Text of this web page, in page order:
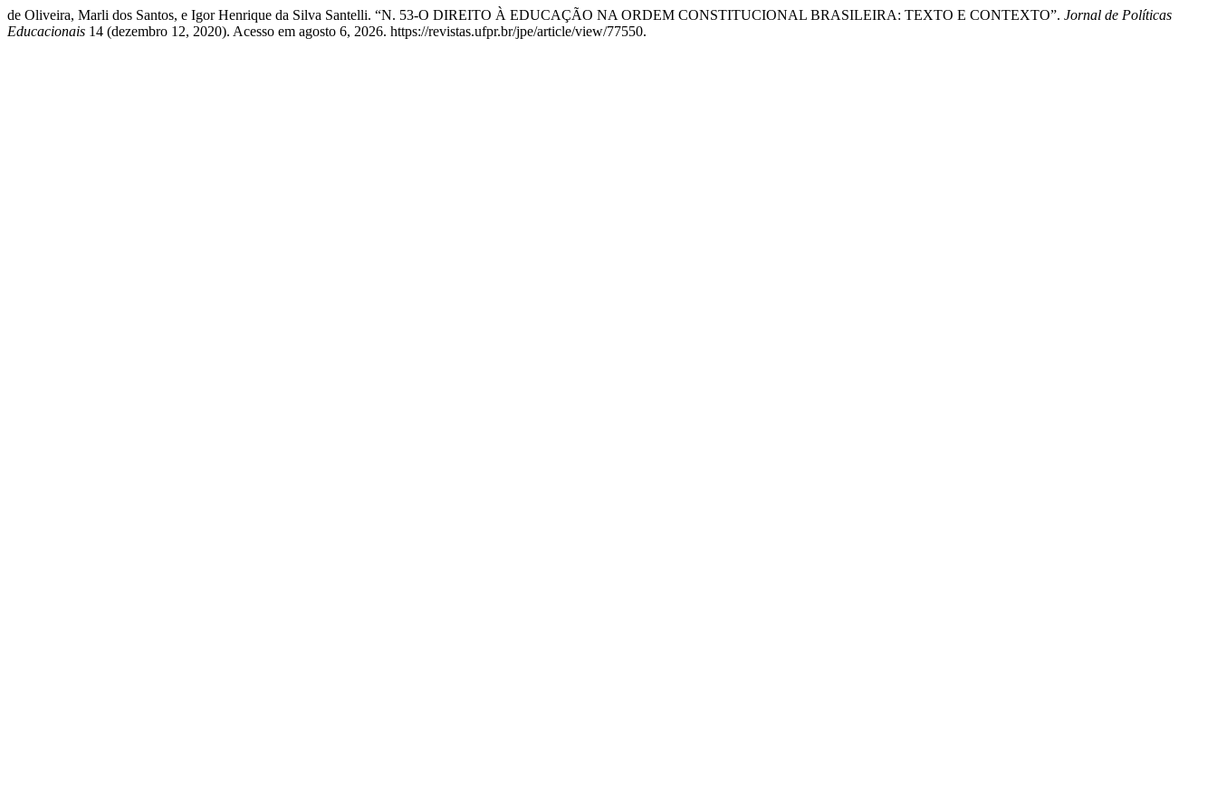
de Oliveira, Marli dos Santos, e Igor Henrique da Silva Santelli. “N. 53-O DIREITO À EDUCAÇÃO NA ORDEM CONSTITUCIONAL BRASILEIRA: TEXTO E CONTEXTO”. Jornal de Políticas
Educacionais 14 (dezembro 12, 2020). Acesso em agosto 6, 2026. https://revistas.ufpr.br/jpe/article/view/77550.